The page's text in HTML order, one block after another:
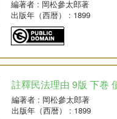
編著者 : 岡松參太郎著
出版年（西暦）
: 1899
註釋民法理由 9版 下巻
編著者 : 岡松參太郎著
出版年（西暦）
: 1899